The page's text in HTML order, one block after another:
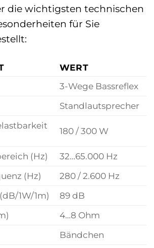
die wichtigsten technischen
für Sie
WERT
3-Wege Bassreflex
Standlautsprecher
180 / 300 W
(Hz)
32…65.000 Hz
(Hz)
280 / 2.600 Hz
1W/1m)
89 dB
4…8 Ohm
Bändchen